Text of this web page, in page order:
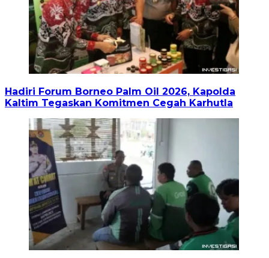
Hadiri Forum Borneo Palm Oil 2026, Kapolda
Kaltim Tegaskan Komitmen Cegah Karhutla